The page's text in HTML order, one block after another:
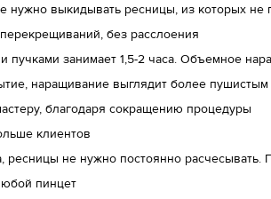
нужно выкидывать ресницы, из которых не
без расслоения
пучками занимает 1,5-2 часа. Объемное
наращивание выглядит более пушистым
благодаря сокращению процедуры
клиентов
ресницы не нужно постоянно расчесывать.
пинцет